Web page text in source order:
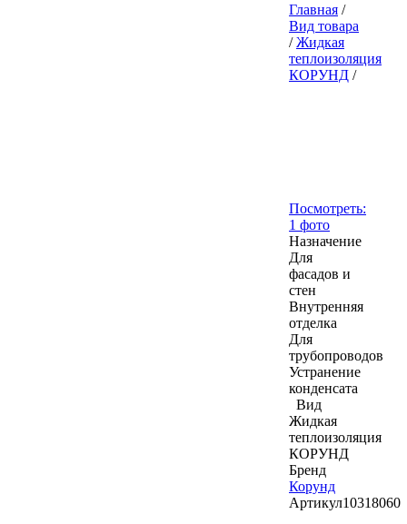
Главная /
Вид товара
/Жидкая
теплоизоляция
КОРУНД /
Посмотреть:
1 фото
Назначение
Для
фасадов и
стен
Внутренняя
отделка
Для
трубопроводов
Устранение
конденсата
Вид
Жидкая
теплоизоляция
КОРУНД
Бренд
Корунд
Артикул10318060